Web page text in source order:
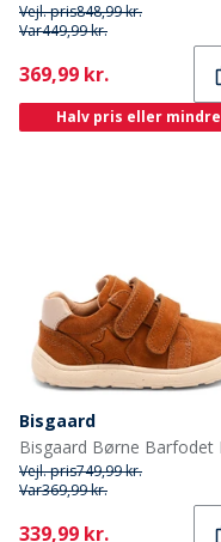
Vejl. pris848,99 kr.
Var449,99 kr.
Current
369,99 kr.
Halv pris eller mindre
Bisgaard
Vejl. pris749,99 kr.
Var369,99 kr.
Current
339,99 kr.